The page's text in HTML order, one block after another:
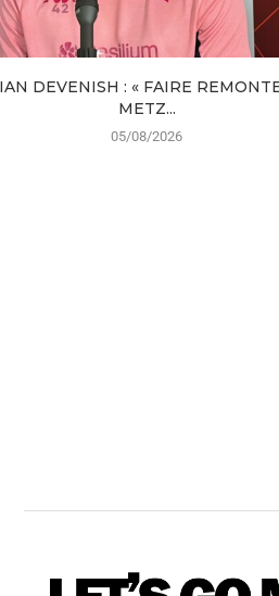
DEVENISH : « FAIRE
METZ...
05/08/2026